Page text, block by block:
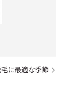
に最適な季節